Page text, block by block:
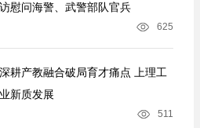
慰问海警、武警部队官兵
625
耕产教融合破局育才痛点 上理工
新质发展
511